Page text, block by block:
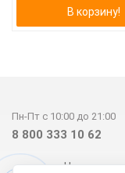
В корзину!
Пн-Пт с 10:00 до 21:00
8 800 333 10 62
Новинки